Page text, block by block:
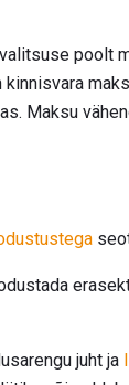
poolt
Maksu
juht ja